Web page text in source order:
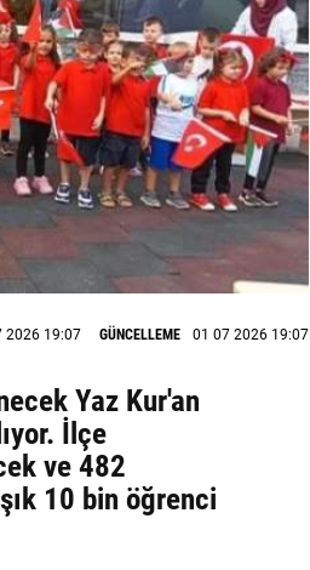
2026 19:07 GÜNCELLEME 01 07 2026 19:07
Yaz Kur'an
İlçe
ve 482
10 bin öğrenci